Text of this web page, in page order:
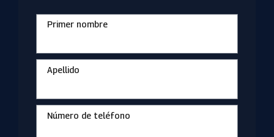
Primer nombre
Apellido
Número de teléfono